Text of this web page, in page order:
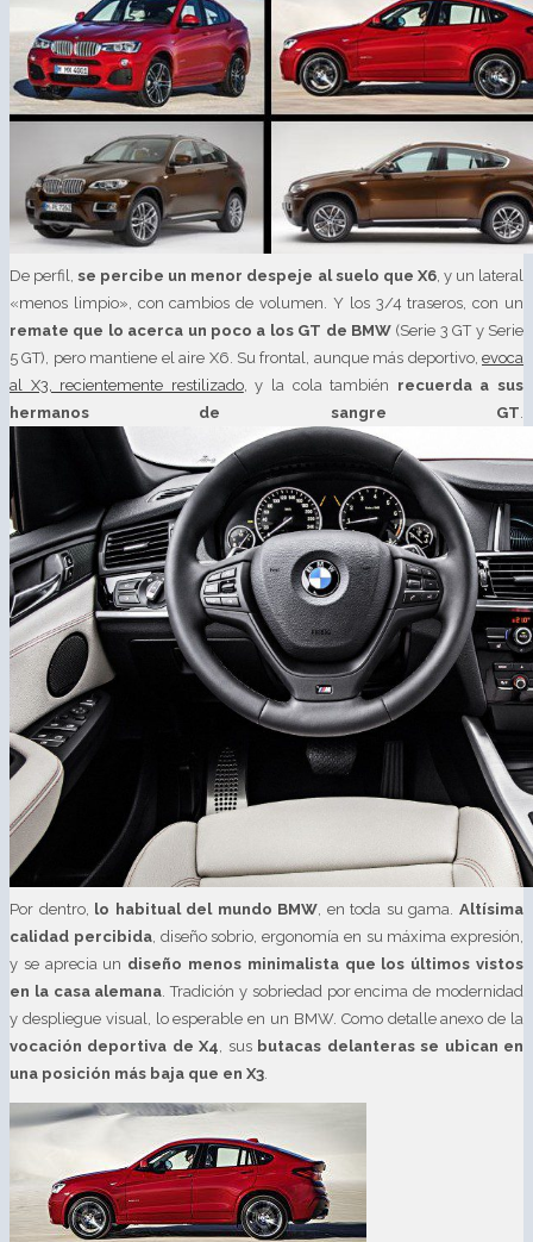
De perfil,se percibe un menor despeje al suelo que X6, y un lateral
«menos limpio», con cambios de volumen. Y los 3/4 traseros, con un
remate que lo acerca un poco a los GT de BMW (Serie 3 GT y Serie
5 GT), pero mantiene el aire X6. Su frontal, aunque más deportivo, evoca
al X3, recientemente restilizado, y la cola también recuerda a sus
hermanos de sangre GT
Por dentro, lo habitual del mundo BMW , en toda su gama.Altísima
calidad percibida, diseño sobrio, ergonomía en su máxima expresión,
y se aprecia un diseño menos minimalista que los últimos vistos
en la casa alemana . Tradición y sobriedad por encima de modernidad
y despliegue visual, lo esperable en un BMW. Como detalle anexo de la
vocación deportiva de X4 , sus butacas delanteras se ubican en
una posición más baja que en X3